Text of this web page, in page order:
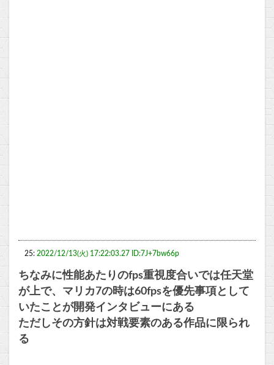
25: 2022/12/13(火) 17:22:03.27 ID:7J+7bw66p
ちなみに性能あたりのfps重視度合いでは任天堂
が上で、マリカ7の時は60fpsを優先事項として
いたことが開発インタビューにある
ただしその方針は対戦要素のある作品に限られ
る